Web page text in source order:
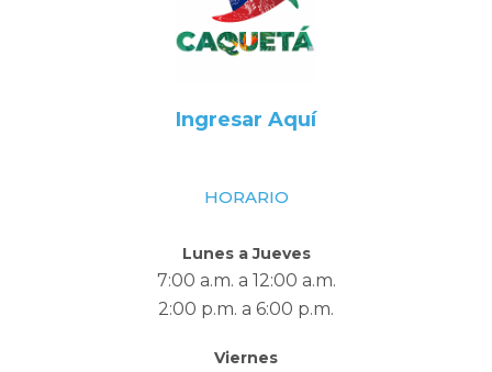
Ingresar Aquí
HORARIO
Lunes a Jueves
7:00 a.m. a 12:00 a.m.
2:00 p.m. a 6:00 p.m.
Viernes